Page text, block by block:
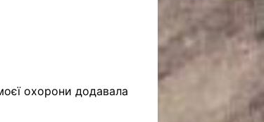
охорони додавала